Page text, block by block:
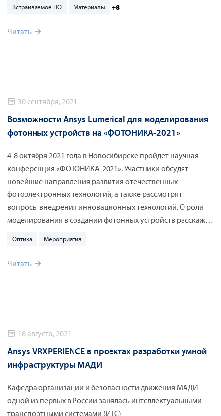
дальнейшем будет передан менеджеру. Это позволит
Ansys, включая дополнительные продукты для
Встраиваемое ПО Материалы +8
Читать
30 сентября, 2021
Возможности Ansys Lumerical для моделирования
фотонных устройств на «ФОТОНИКА-2021»
4-8 октября 2021 года в Новосибирске пройдет научная
конференция «ФОТОНИКА-2021». Участники обсудят
новейшие направления развития отечественных
фотоэлектронных технологий, а также рассмотрят
вопросы внедрения инновационных технологий. О роли
моделирования в создании фотонных устройств расскажет
Оптика Мероприятия
Читать
18 августа, 2021
Ansys VRXPERIENCE в проектах разработки умной
инфраструктуры МАДИ
Кафедра организации и безопасности движения МАДИ
одной из первых в России занялась интеллектуальными
транспортными системами (ИТС)